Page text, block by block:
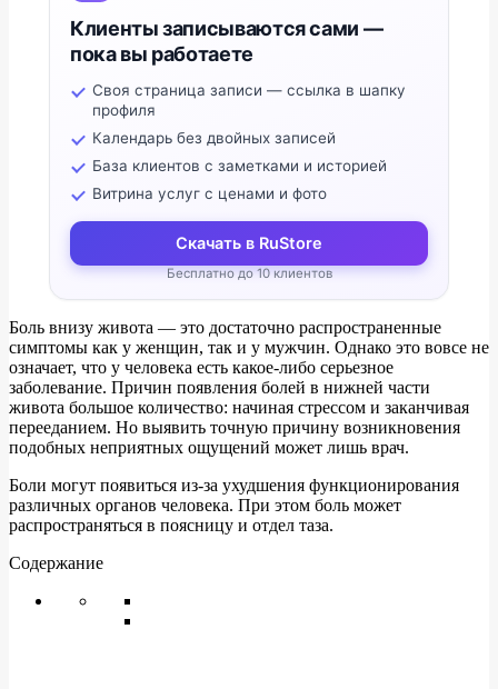
Клиенты записываются сами —
пока вы работаете
Своя страница записи — ссылка в шапку
профиля
Календарь без двойных записей
База клиентов с заметками и историей
Витрина услуг с ценами и фото
Скачать в RuStore
Бесплатно до 10 клиентов
Боль внизу живота — это достаточно распространенные
симптомы как у женщин, так и у мужчин. Однако это вовсе не
означает, что у человека есть какое-либо серьезное
заболевание. Причин появления болей в нижней части
живота большое количество: начиная стрессом и заканчивая
перееданием. Но выявить точную причину возникновения
подобных неприятных ощущений может лишь врач.
Боли могут появиться из-за ухудшения функционирования
различных органов человека. При этом боль может
распространяться в поясницу и отдел таза.
Содержание